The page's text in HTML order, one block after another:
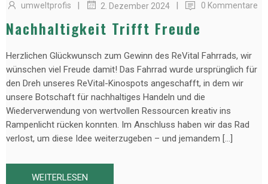
umweltprofis 2. Dezember 2024 0 Kommentare
Nachhaltigkeit Trifft Freude
Herzlichen Glückwunsch zum Gewinn des ReVital Fahrrads, wir
wünschen viel Freude damit! Das Fahrrad wurde ursprünglich für
den Dreh unseres ReVital-Kinospots angeschafft, in dem wir
unsere Botschaft für nachhaltiges Handeln und die
Wiederverwendung von wertvollen Ressourcen kreativ ins
Rampenlicht rücken konnten. Im Anschluss haben wir das Rad
verlost, um diese Idee weiterzugeben – und jemandem […]
WEITERLESEN